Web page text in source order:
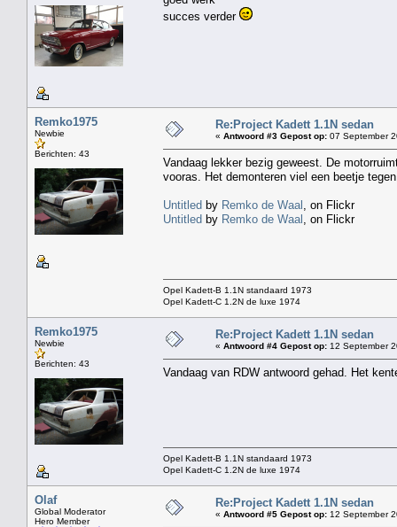
succes verder
Remko1975
Newbie
Berichten: 43
Re:Project Kadett 1.1N sedan
« Antwoord #3 Gepost op: 07 September
Vandaag lekker bezig geweest. De
vooras. Het demonteren viel een beetje
Untitled by Remko de Waal , on Flickr
Untitled by Remko de Waal , on Flickr
Opel Kadett-B 1.1N standaard 1973
Opel Kadett-C 1.2N de luxe 1974
Remko1975
Newbie
Berichten: 43
Re:Project Kadett 1.1N sedan
« Antwoord #4 Gepost op: 12 September
Vandaag van RDW antwoord gehad. Het
Opel Kadett-B 1.1N standaard 1973
Opel Kadett-C 1.2N de luxe 1974
Olaf
Global Moderator
Hero Member
Re:Project Kadett 1.1N sedan
« Antwoord #5 Gepost op: 12 September